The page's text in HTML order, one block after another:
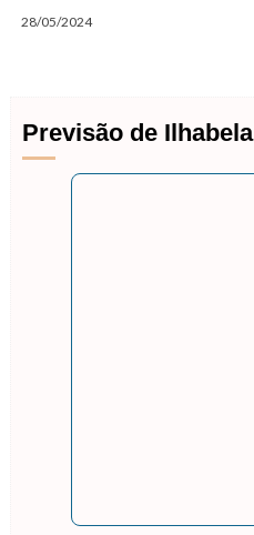
28/05/2024
Previsão de Ilhabela